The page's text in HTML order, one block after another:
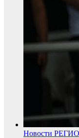
Новости